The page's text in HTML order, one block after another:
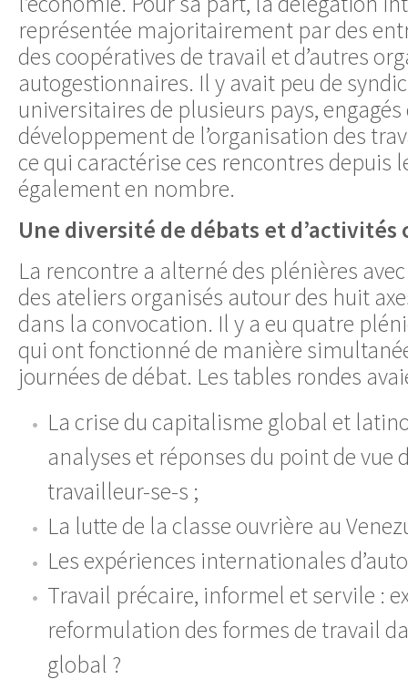
représentée majoritairement par des
des coopératives de travail et d’autres
autogestionnaires. Il y avait peu de
universitaires de plusieurs pays,
développement de l’organisation des
ce qui caractérise ces rencontres depuis
également en nombre.
Une diversité de débats et
La rencontre a alterné des plénières
des ateliers organisés autour des huit
dans la convocation. Il y a eu quatre
qui ont fonctionné de manière
journées de débat. Les tables rondes
La crise du capitalisme global et
analyses et réponses du point de vue
travailleur-se-s ;
La lutte de la classe ouvrière au
Les expériences internationales
Travail précaire, informel et servile :
reformulation des formes de travail
global ?